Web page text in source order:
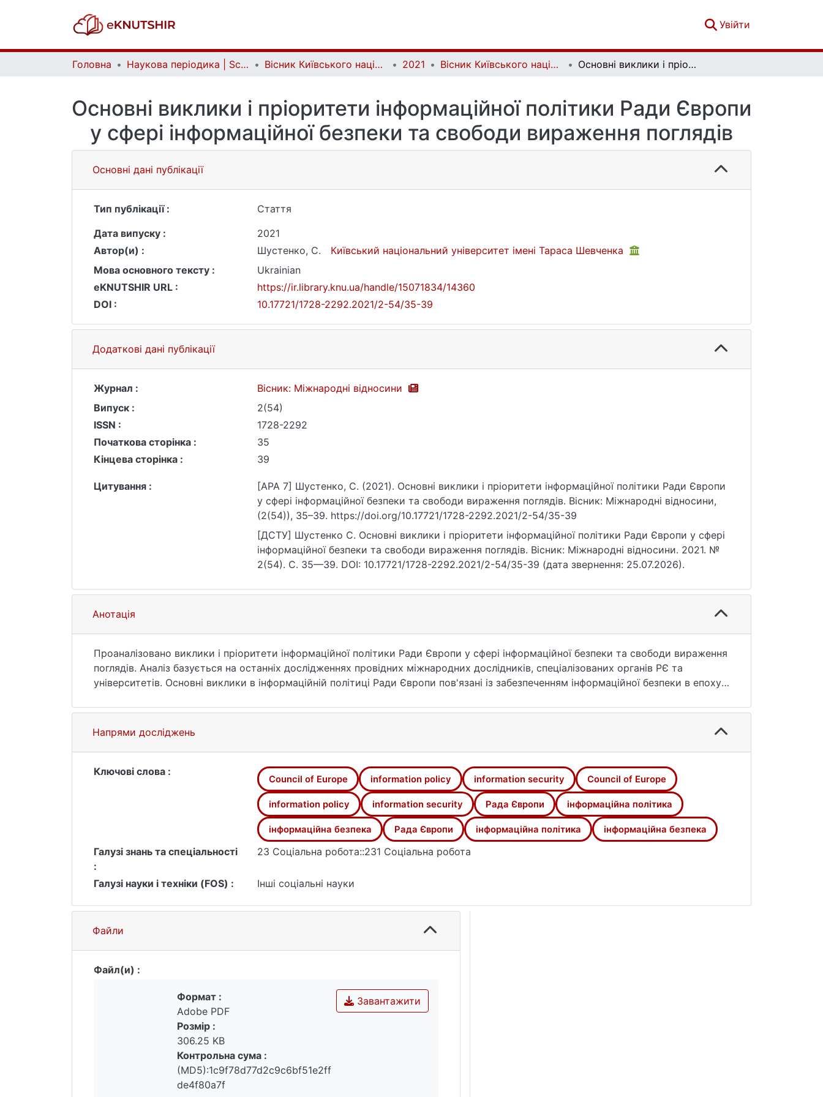
Увійти
Головна Наукова періодика | Scientific periodicals Вісник Київського національного університету імені Тараса Шевченка. Міжнародні відносини | Bulletin of the Taras Shevchenko National University of Kyiv. International Relations 2021 Вісник Київського національного університету імені Тараса Шевченка. Міжнародні відносини. Вип. 2 (54) Основні виклики і пріоритети інформаційної політики Ради Європи у сфері інформаційної безпеки та свободи вираження поглядів
Основні виклики і пріоритети інформаційної політики Ради Європи
у сфері інформаційної безпеки та свободи вираження поглядів
Основні дані публікації
Тип публікації :
Стаття
Дата випуску :
2021
Автор(и) :
Шустенко, С.
Київський національний університет імені Тараса Шевченка
Мова основного тексту :
Ukrainian
eKNUTSHIR URL :
https://ir.library.knu.ua/handle/15071834/14360
DOI :
10.17721/1728-2292.2021/2-54/35-39
Додаткові дані публікації
Журнал :
Вісник: Міжнародні відносини
Випуск :
2(54)
ISSN :
1728-2292
Початкова сторінка :
35
Кінцева сторінка :
39
Цитування :
[APA 7] Шустенко, С. (2021). Основні виклики і пріоритети інформаційної політики Ради Європи
у сфері інформаційної безпеки та свободи вираження поглядів. Вісник: Міжнародні відносини,
(2(54)), 35–39. https://doi.org/10.17721/1728-2292.2021/2-54/35-39
[ДСТУ] Шустенко С. Основні виклики і пріоритети інформаційної політики Ради Європи у сфері
інформаційної безпеки та свободи вираження поглядів. Вісник: Міжнародні відносини. 2021. №
2(54). С. 35—39. DOI: 10.17721/1728-2292.2021/2-54/35-39 (дата звернення: 25.07.2026).
Анотація
Проаналізовано виклики і пріоритети інформаційної політики Ради Європи у сфері інформаційної безпеки та свободи вираження
поглядів. Аналіз базується на останніх дослідженнях провідних міжнародних дослідників, спеціалізованих органів РЄ та
університетів. Основні виклики в інформаційній політиці Ради Європи пов'язані із забезпеченням інформаційної безпеки в епоху
Європейська конвенція про захист прав людини й основних свобод (ЄКПЛ; скороч. – Європейська конвенція з прав людини).
Зазначений регіональний документ є обов'язковим актом для регулювання інформаційної політики, а також забезпечення
інформаційної безпеки держав – учасниць Ради Європи, що зобов'язали- ся захищати встановлені в ній права, серед яких і
право на свободу вираження поглядів. Підкреслено, що ЄКПЛ є юридично обов'язковим договором, що в більшості країн
континенту має майже конституційний статус.
Напрями досліджень
Ключові слова :
Council of Europe information policy information security Council of Europe
information policy information security Рада Європи інформаційна політика
інформаційна безпека Рада Європи інформаційна політика інформаційна безпека
Галузі знань та спеціальності
:
23 Соціальна робота::231 Соціальна робота
Галузі науки і техніки (FOS) : Інші соціальні науки
Файли
Файл(и) :
Завантажити
Формат :
Adobe PDF
Розмір :
306.25 KB
Контрольна сума :
(MD5):1c9f78d77d2c9c6bf51e2ff
de4f80a7f